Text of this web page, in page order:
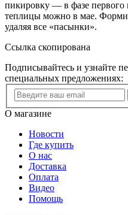
пикировку — в фазе первого
теплицы можно в мае.
удаляя все «пасынки».
Ссылка скопирована
Подписывайтесь и узнайте
специальных предложениях:
О магазине
Новости
Где купить
О нас
Доставка
Оплата
Видео
Помощь